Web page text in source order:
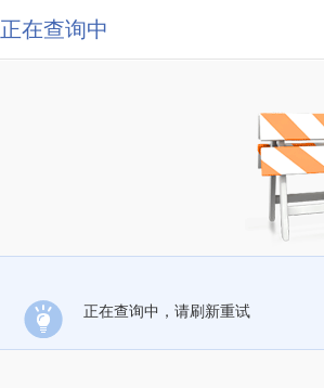
正在查询中
正在查询中，请刷新重试